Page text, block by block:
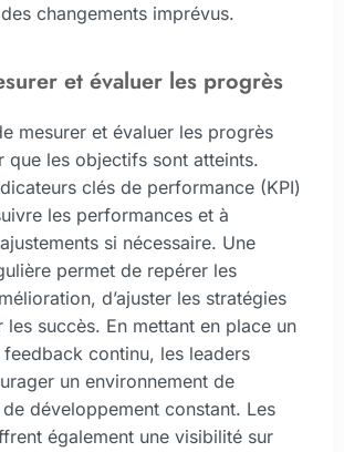
changements imprévus.
et évaluer les progrès
mesurer et évaluer les progrès
que les objectifs sont atteints.
clés de performance (KPI)
les performances et à
si nécessaire. Une
permet de repérer les
d’ajuster les stratégies
les succès. En mettant en place un
continu, les leaders
un environnement de
développement constant. Les
également une visibilité sur